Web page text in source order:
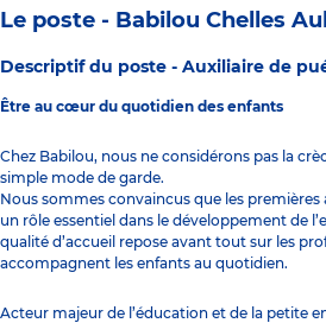
Le poste - Babilou Chelles
Descriptif du poste - Auxiliaire de
Être au cœur du quotidien des enfants
Chez Babilou, nous ne considérons pas la
simple mode de garde.
Nous sommes convaincus que les premières
un rôle essentiel dans le développement de
qualité d’accueil repose avant tout sur les
accompagnent les enfants au quotidien.
Acteur majeur de l’éducation et de la petite